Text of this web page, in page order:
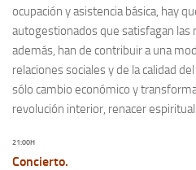
ocupación y asistencia básica, hay
autogestionados que satisfagan las
además, han de contribuir a una
relaciones sociales y de la calidad
sólo cambio económico y
revolución interior, renacer
21:00H
Concierto.